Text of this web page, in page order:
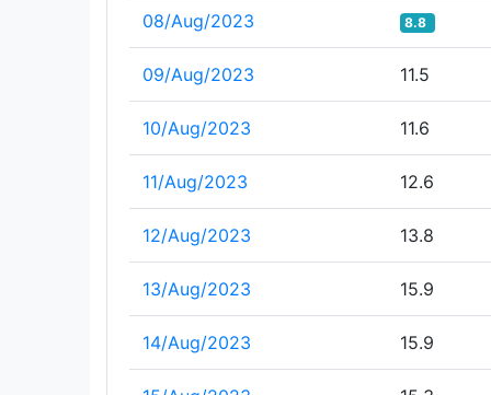
08/Aug/2023 8.8
09/Aug/2023 11.5
10/Aug/2023 11.6
11/Aug/2023 12.6
12/Aug/2023 13.8
13/Aug/2023 15.9
14/Aug/2023 15.9